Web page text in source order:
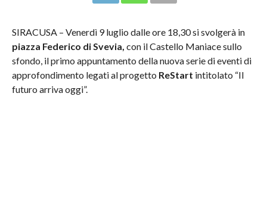
SIRACUSA – Venerdì 9 luglio dalle ore 18,30 si svolgerà in
piazza Federico di Svevia, con il Castello Maniace sullo
sfondo, il primo appuntamento della nuova serie di eventi di
approfondimento legati al progetto ReStart intitolato “Il
futuro arriva oggi”.